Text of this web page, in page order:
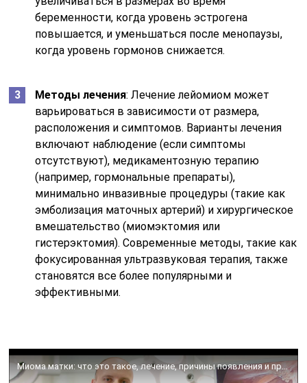
беременности, когда уровень эстрогена
повышается, и уменьшаться после менопаузы,
когда уровень гормонов снижается.
Методы лечения: Лечение лейомиом может
варьироваться в зависимости от размера,
расположения и симптомов. Варианты лечения
включают наблюдение (если симптомы
отсутствуют), медикаментозную терапию
(например, гормональные препараты),
минимально инвазивные процедуры (такие как
эмболизация маточных артерий) и хирургическое
вмешательство (миомэктомия или
гистерэктомия). Современные методы, такие как
фокусированная ультразвуковая терапия, также
становятся все более популярными и
эффективными.
Миома матки: что это такое, лечение, причины появления и признаки, симптомы – Омега-Киев